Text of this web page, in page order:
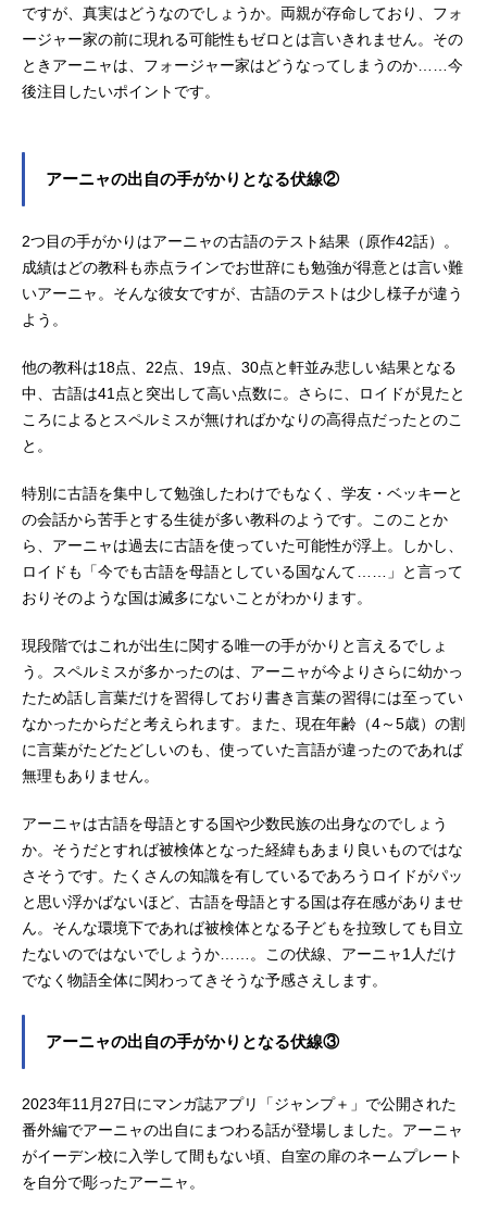
ですが、真実はどうなのでしょうか。両親が存命しており、フォ
ージャー家の前に現れる可能性もゼロとは言いきれません。その
ときアーニャは、フォージャー家はどうなってしまうのか……今
後注目したいポイントです。
アーニャの出自の手がかりとなる伏線②
2つ目の手がかりはアーニャの古語のテスト結果（原作42話）。
成績はどの教科も赤点ラインでお世辞にも勉強が得意とは言い難
いアーニャ。そんな彼女ですが、古語のテストは少し様子が違う
よう。
他の教科は18点、22点、19点、30点と軒並み悲しい結果となる
中、古語は41点と突出して高い点数に。さらに、ロイドが見たと
ころによるとスペルミスが無ければかなりの高得点だったとのこ
と。
特別に古語を集中して勉強したわけでもなく、学友・ベッキーと
の会話から苦手とする生徒が多い教科のようです。このことか
ら、アーニャは過去に古語を使っていた可能性が浮上。しかし、
ロイドも「今でも古語を母語としている国なんて……」と言って
おりそのような国は滅多にないことがわかります。
現段階ではこれが出生に関する唯一の手がかりと言えるでしょ
う。スペルミスが多かったのは、アーニャが今よりさらに幼かっ
たため話し言葉だけを習得しており書き言葉の習得には至ってい
なかったからだと考えられます。また、現在年齢（4～5歳）の割
に言葉がたどたどしいのも、使っていた言語が違ったのであれば
無理もありません。
アーニャは古語を母語とする国や少数民族の出身なのでしょう
か。そうだとすれば被検体となった経緯もあまり良いものではな
さそうです。たくさんの知識を有しているであろうロイドがパッ
と思い浮かばないほど、古語を母語とする国は存在感がありませ
ん。そんな環境下であれば被検体となる子どもを拉致しても目立
たないのではないでしょうか……。この伏線、アーニャ1人だけ
でなく物語全体に関わってきそうな予感さえします。
アーニャの出自の手がかりとなる伏線③
2023年11月27日にマンガ誌アプリ「ジャンプ＋」で公開された
番外編でアーニャの出自にまつわる話が登場しました。アーニャ
がイーデン校に入学して間もない頃、自室の扉のネームプレート
を自分で彫ったアーニャ。